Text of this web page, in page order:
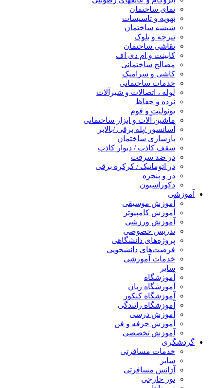
نمای ساختمان
تهویه و تاسیسات
شیشه ساختمان
تیرچه و بلوک
نقاشی ساختمان
کابینت و ام دی اف
مصالح ساختمانی
کاشی و سرامیک
خدمات ساختمانی
لوله ، اتصالات و شیرآلات
نرده و حفاظ
یونولیت و فوم
ماشین آلات و ابزار ساختمانی
آسانسور /پله برقی /بالابر
بازسازی ساختمان
سقف کاذب / دیوار کاذب
در ضد سرقت
در اتوماتیک / کرکره برقی
در و پنجره
دکوراسیون
آموزشی
آموزش موسیقی
آموزش کامپیوتر
آموزش ورزشی
تدریس خصوصی
پروژه‌های دانشگاهی
فرصت‌های دانشجویی
خدمات آموزشی
سایر
آموزشگاه
آموزشگاه زبان
آموزشگاه کنکور
آموزشگاه رانندگی
آموزش درسی
آموزش حرفه و فن
آموزش تخصصی
گردشگری
خدمات مسافرتی
سایر
آژانس مسافرتی
تور خارجی